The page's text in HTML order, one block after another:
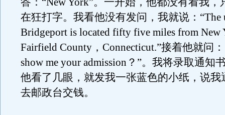
在狂打字。我看他没有发问，我就说：“The
Bridgeport is located fifty five miles from New
Fairfield County，Connecticut.”接着他就问
show me your admission？”。我将录取通知
他看了几眼，就发我一张蓝色的小纸，说我
去邮政台交钱。